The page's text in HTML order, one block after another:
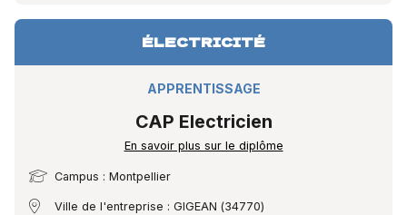
ÉLECTRICITÉ
APPRENTISSAGE
CAP Electricien
En savoir plus sur le diplôme
Campus : Montpellier
Ville de l'entreprise : GIGEAN (34770)